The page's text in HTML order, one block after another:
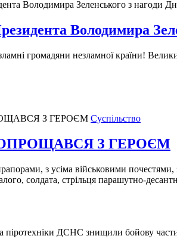
Володимира
громадяни незламної країни!
Суспільство
З ГЕРОЄМ
з усіма військовими
солдата, стрільця парашутно-